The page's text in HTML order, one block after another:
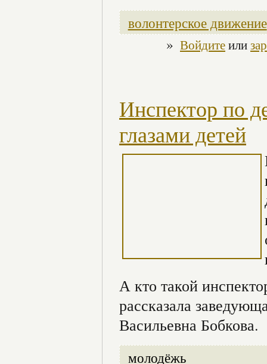
волонтерское движение
» Войдитеили
Инспектор по
глазами детей
А кто такой
рассказала
Васильевна Бобкова.
молодёжь